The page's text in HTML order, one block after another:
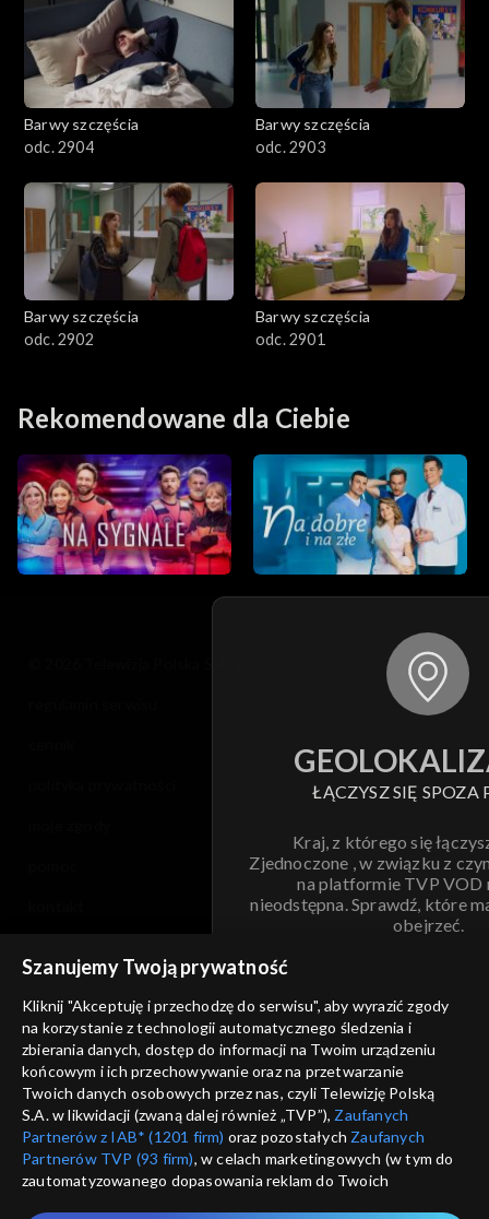
Barwy szczęścia
odc. 2904
Barwy szczęścia
odc. 2903
Barwy szczęścia
odc. 2902
Barwy szczęścia
odc. 2901
Rekomendowane dla Ciebie
ŁĄCZYSZ SIĘ SPOZA
Kraj, z którego się
Zjednoczone , w związku z
na platformie TVP VOD
nieodstępna. Sprawdź, które
obejrzeć.
ANULUJ
informacje o dostawcy usług
Szanujemy Twoją prywatność
Kliknij "Akceptuję i przechodzę do serwisu", aby wyrazić zgody
na korzystanie z technologii automatycznego śledzenia i
zbierania danych, dostęp do informacji na Twoim urządzeniu
końcowym i ich przechowywanie oraz na przetwarzanie
Twoich danych osobowych przez nas, czyli Telewizję Polską
S.A. w likwidacji (zwaną dalej również „TVP”), Zaufanych
Partnerów z IAB* (1201 firm) oraz pozostałych Zaufanych
Partnerów TVP (93 firm), w celach marketingowych (w tym do
zautomatyzowanego dopasowania reklam do Twoich